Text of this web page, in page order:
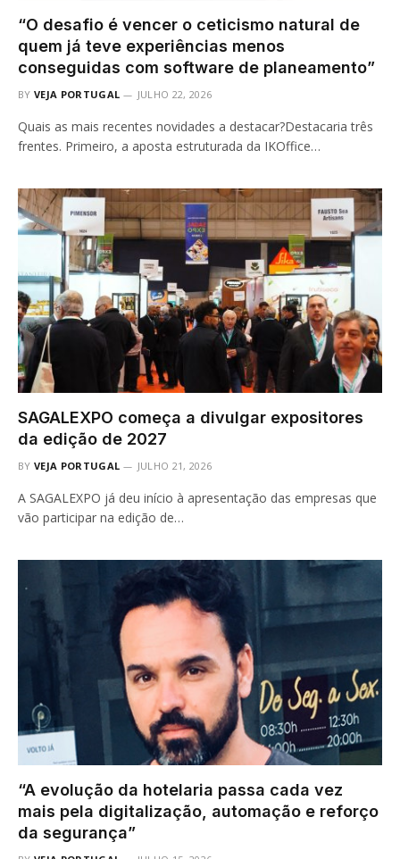
“O desafio é vencer o ceticismo natural de
quem já teve experiências menos
conseguidas com software de planeamento”
BY VEJA PORTUGAL JULHO 22, 2026
Quais as mais recentes novidades a destacar?Destacaria três
frentes. Primeiro, a aposta estruturada da IKOffice…
SAGALEXPO começa a divulgar expositores
da edição de 2027
BY VEJA PORTUGAL JULHO 21, 2026
A SAGALEXPO já deu início à apresentação das empresas que
vão participar na edição de…
“A evolução da hotelaria passa cada vez
mais pela digitalização, automação e reforço
da segurança”